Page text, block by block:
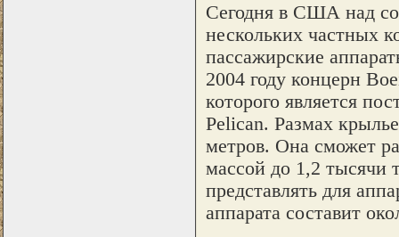
Сегодня в США над
нескольких частных
пассажирские
2004 году концерн
которого является
Pelican. Размах
метров. Она сможет
массой до 1,2 тысячи
представлять для
аппарата составит